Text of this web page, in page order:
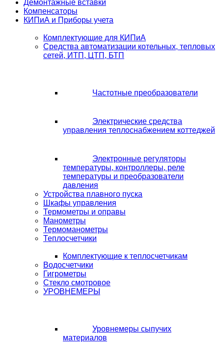
Демонтажные вставки
Компенсаторы
КИПиА и Приборы учета
Комплектующие для КИПиА
Средства автоматизации котельных, тепловых
сетей, ИТП, ЦТП, БТП
Частотные преобразователи
Электрические средства
управления теплоснабжением коттеджей
Электронные регуляторы
температуры, контроллеры, реле
температуры и преобразователи
давления
Устройства плавного пуска
Шкафы управления
Термометры и оправы
Манометры
Термоманометры
Теплосчетчики
Комплектующие к теплосчетчикам
Водосчетчики
Гигрометры
Стекло смотровое
УРОВНЕМЕРЫ
Уровнемеры сыпучих
материалов